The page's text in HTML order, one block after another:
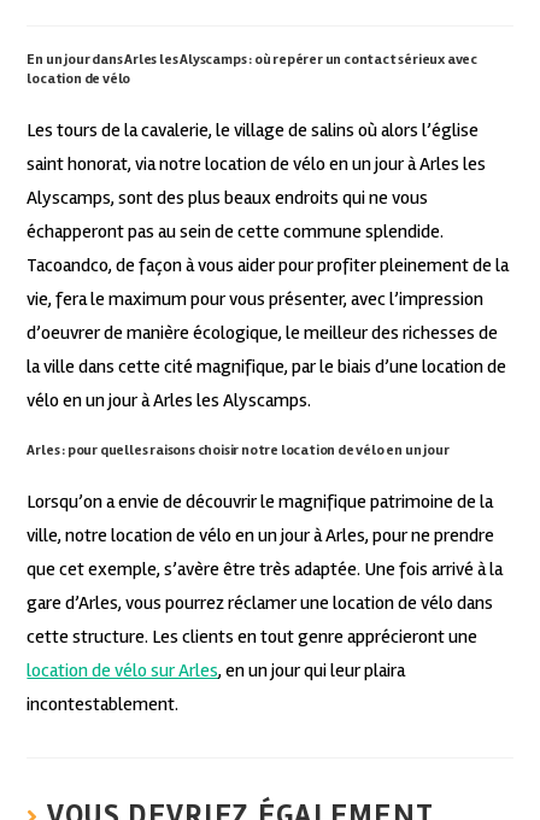
En un jour dans Arles les Alyscamps : où repérer un contact sérieux avec
location de vélo
Les tours de la cavalerie, le village de salins où alors l’église
saint honorat, via notre location de vélo en un jour à Arles les
Alyscamps, sont des plus beaux endroits qui ne vous
échapperont pas au sein de cette commune splendide.
Tacoandco, de façon à vous aider pour profiter pleinement de la
vie, fera le maximum pour vous présenter, avec l’impression
d’oeuvrer de manière écologique, le meilleur des richesses de
la ville dans cette cité magnifique, par le biais d’une location de
vélo en un jour à Arles les Alyscamps.
Arles : pour quelles raisons choisir notre location de vélo en un jour
Lorsqu’on a envie de découvrir le magnifique patrimoine de la
ville, notre location de vélo en un jour à Arles, pour ne prendre
que cet exemple, s’avère être très adaptée. Une fois arrivé à la
gare d’Arles, vous pourrez réclamer une location de vélo dans
cette structure. Les clients en tout genre apprécieront une
location de vélo sur Arles, en un jour qui leur plaira
incontestablement.